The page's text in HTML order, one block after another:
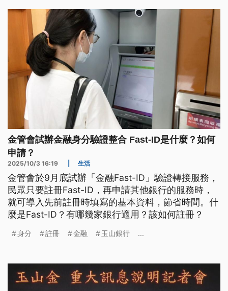
金管會試辦金融身分驗證整合 Fast-ID是什麼？如何
申請？
2025/10/3 16:19 生活
金管會於9月底試辦「金融Fast-ID」驗證轉接服務，
民眾只要註冊Fast-ID，再申請其他銀行的服務時，
就可導入先前註冊時填寫的基本資料，節省時間。什
麼是Fast-ID？有哪幾家銀行適用？該如何註冊？
身分 註冊 金融 玉山銀行 ...